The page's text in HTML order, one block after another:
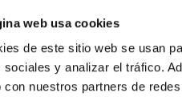
web usa cookies
de este sitio web se usan
sociales y analizar el tráfico.
con nuestros partners de